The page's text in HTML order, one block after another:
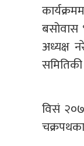
बसोवास
अध्यक्ष
विसं